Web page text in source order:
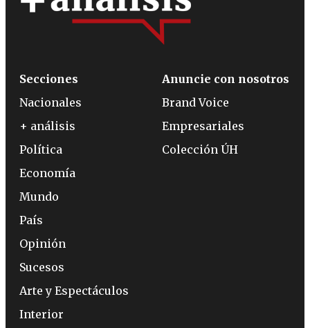
Secciones
Nacionales
+ análisis
Política
Economía
Mundo
País
Opinión
Sucesos
Arte y Espectáculos
Interior
Anuncie con nosotros
Brand Voice
Empresariales
Colección ÚH